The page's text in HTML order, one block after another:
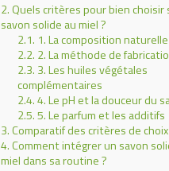
2.Quels critères pour bien choisir
savon solide au miel ?
2.1. 1. La composition
2.2. 2. La méthode de
2.3. 3. Les huiles végétales
complémentaires
2.4.4. Le pH et la douceur du
2.5.5. Le parfum et les additifs
3.Comparatif des critères de choix
4.Comment intégrer un savon
miel dans sa routine ?